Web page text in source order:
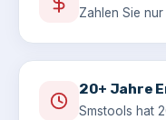
Zahlen Sie
20+ Jahre
Smstools hat